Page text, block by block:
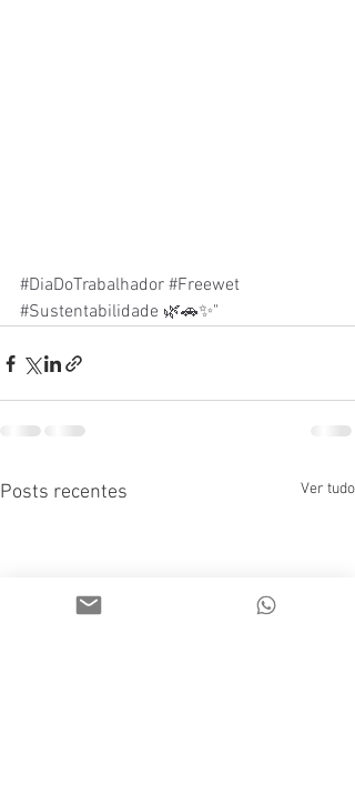
#DiaDoTrabalhador #Freewet
#Sustentabilidade 🌿🚗✨"
Posts recentes Ver tudo